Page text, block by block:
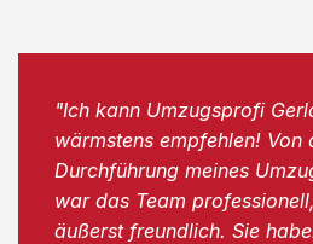
"Ich kann Umzugsprofi
wärmstens empfehlen! Von
Durchführung meines
war das Team
äußerst freundlich. Sie